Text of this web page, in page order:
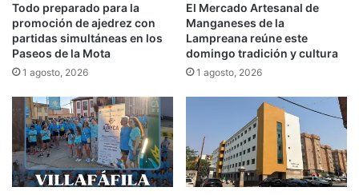
Todo preparado para la
promoción de ajedrez con
partidas simultáneas en los
Paseos de la Mota
1 agosto, 2026
El Mercado Artesanal de
Manganeses de la
Lampreana reúne este
domingo tradición y cultura
1 agosto, 2026